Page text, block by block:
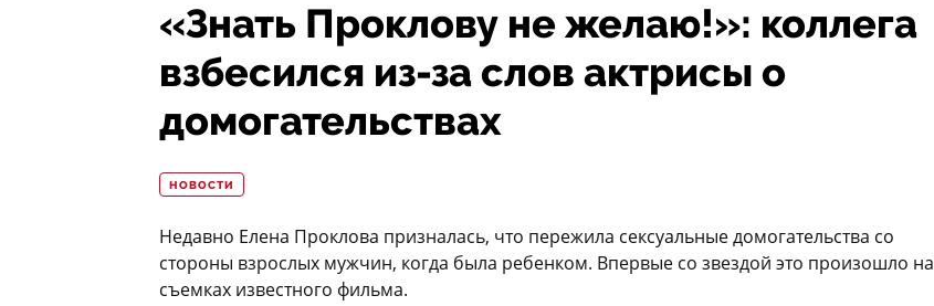
«Знать Проклову не желаю!»: коллега
взбесился из-за слов актрисы о
домогательствах
НОВОСТИ
Недавно Елена Проклова призналась, что пережила сексуальные домогательства со
стороны взрослых мужчин, когда была ребенком. Впервые со звездой это произошло на
съемках известного фильма.